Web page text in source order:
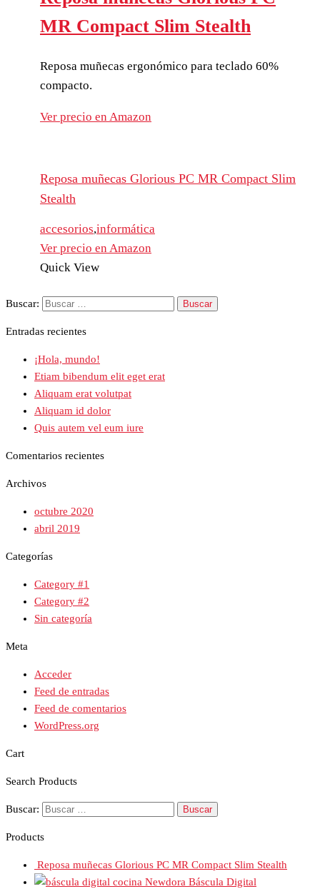
MR Compact Slim Stealth
Reposa muñecas ergonómico para teclado 60%
compacto.
Ver precio en Amazon
Reposa muñecas Glorious PC MR Compact Slim
Stealth
accesorios,informática
Ver precio en Amazon
Quick View
Buscar:
Entradas recientes
¡Hola, mundo!
Etiam bibendum elit eget erat
Aliquam erat volutpat
Aliquam id dolor
Quis autem vel eum iure
Comentarios recientes
Archivos
octubre 2020
abril 2019
Categorías
Category #1
Category #2
Sin categoría
Meta
Acceder
Feed de entradas
Feed de comentarios
WordPress.org
Cart
Search Products
Buscar:
Products
Reposa muñecas Glorious PC MR Compact Slim Stealth
Newdora Báscula Digital